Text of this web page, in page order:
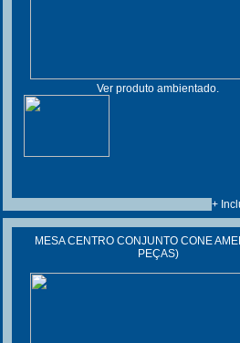
Ver produto ambientado.
+
MESA CENTRO CONJUNTO CONE
PEÇAS)